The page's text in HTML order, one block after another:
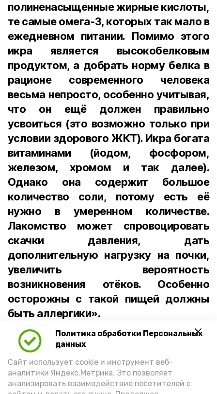
Политика обработки Персональных
данных
Сайт использует cookie и инструмент веб-
аналитики Яндекс.Метрика. Это позволяет
анализировать взаимодействие посетителей с
полиненасыщенные жирные кислоты,
те самые омега-3, которых так мало в
ежедневном питании. Помимо этого
икра является высокобелковым
продуктом, а добрать норму белка в
рационе современного человека
весьма непросто, особенно учитывая,
что он ещё должен правильно
усвоиться (это возможно только при
условии здорового ЖКТ). Икра богата
витаминами (йодом, фосфором,
железом, хромом и так далее).
Однако она содержит большое
количество соли, потому есть её
нужно в умеренном количестве.
Лакомство может спровоцировать
скачки давления, дать
дополнительную нагрузку на почки,
увеличить вероятность
возникновения отёков. Особенно
осторожны с такой пищей должны
быть аллергики».
Для взрослого человека безопасной
порцией икры считается 30-50 граммов
(2-3 ложки). При этом следует обратить
внимание на хлеб, с которым она
подаётся: лучше выбирать